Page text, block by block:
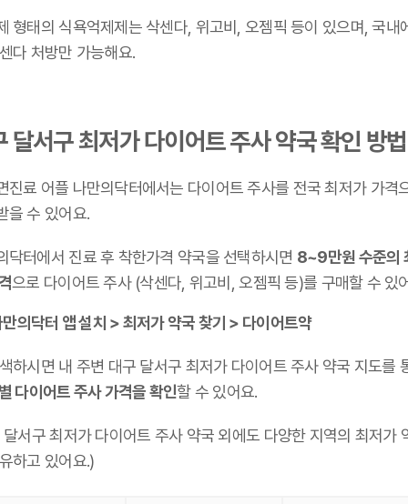
형태의 식욕억제제는 삭센다, 위고비, 오젬픽 등이 있으며,국내
다 처방만 가능해요.
달서구 최저가 다이어트 주사 약국 확인 방법
진료 어플 나만의닥터에서는 다이어트 주사를 전국 최저가 가격
을 수 있어요.
닥터에서 진료 후 착한가격 약국을 선택하시면 8~9만원 수준의
으로 다이어트 주사 (삭센다, 위고비, 오젬픽 등)를 구매할 수 있
의닥터 앱 설치 > 최저가 약국 찾기 > 다이어트약
하시면 내 주변 대구 달서구 최저가 다이어트 주사 약국 지도를
다이어트 주사 가격을 확인할 수 있어요.
서구 최저가 다이어트 주사 약국 외에도 다양한 지역의 최저가
하고 있어요.)